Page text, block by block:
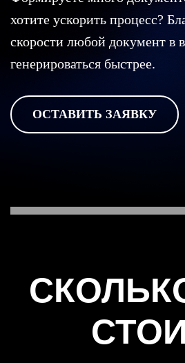
хотите ускорить процесс?
скорости любой документ в
генерироваться быстрее.
ОСТАВИТЬ ЗАЯВКУ